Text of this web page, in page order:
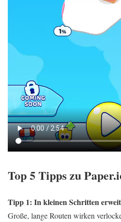
Top 5 Tipps zu
Tipp 1: In kleinen Schritten
Große, lange Routen wirken